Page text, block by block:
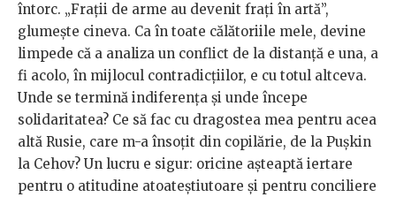
întorc. „Frații de arme au devenit frați în artă”,
glumește cineva. Ca în toate călătoriile mele, devine
limpede că a analiza un conflict de la distanță e una, a
fi acolo, în mijlocul contradicțiilor, e cu totul altceva.
Unde se termină indiferența și unde începe
solidaritatea? Ce să fac cu dragostea mea pentru acea
altă Rusie, care m-a însoțit din copilărie, de la Pușkin
la Cehov? Un lucru e sigur: oricine așteaptă iertare
pentru o atitudine atoateștiutoare și pentru conciliere